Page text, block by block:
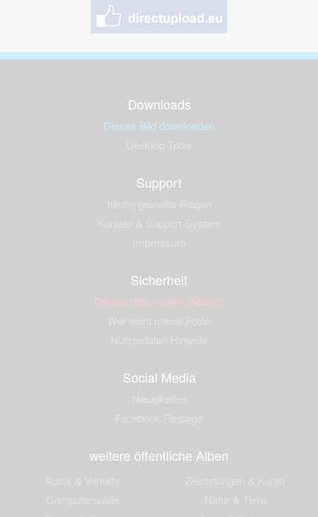
Downloads
Dieses Bild downloaden
Support
Sicherheit
Dieses Bild melden (Abuse)
Social Media
weitere öffentliche Alben